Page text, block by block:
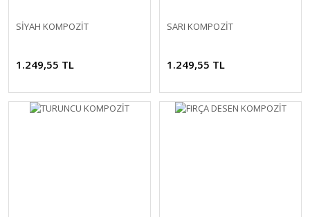
SİYAH KOMPOZİT
1.249,55 TL
SARI KOMPOZİT
1.249,55 TL